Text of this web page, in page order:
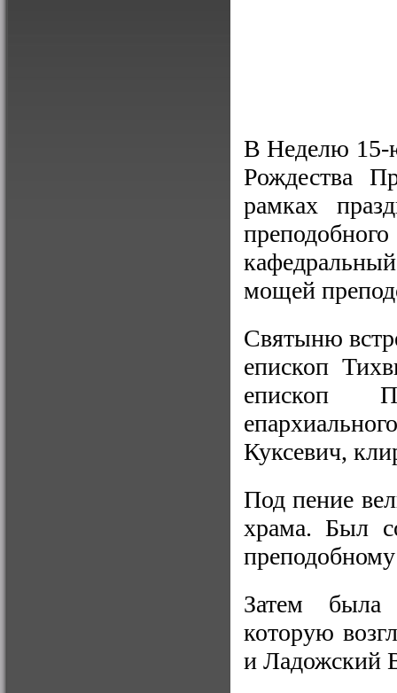
В Неделю 15-
Рождества
рамках
мощей
Святыню
епископ
епископ
Куксевич,
Под пение
храма. Был
Затем была
которую
и Ладожский